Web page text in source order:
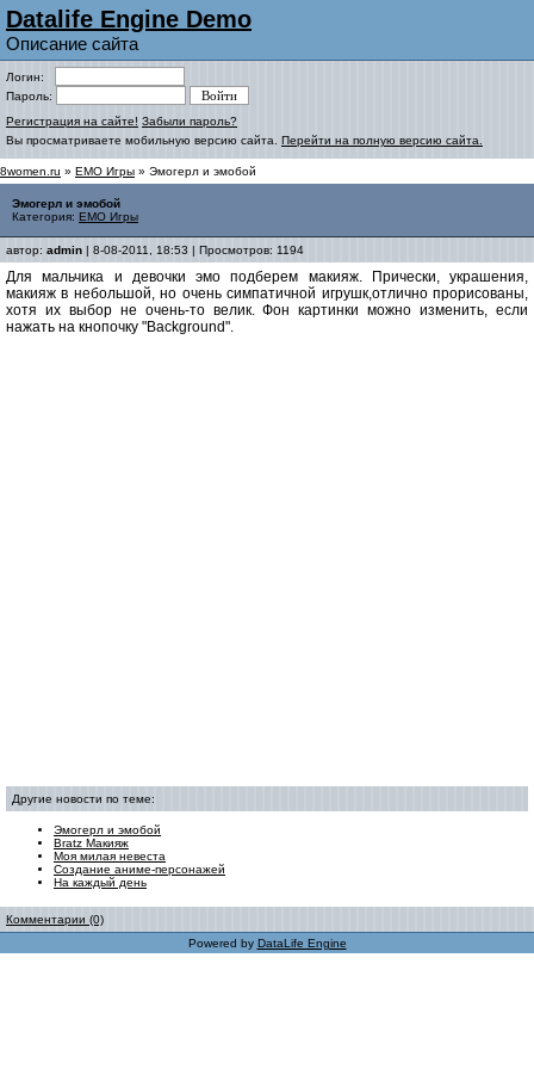
Datalife Engine Demo
Описание сайта
Логин:
Пароль:
Регистрация на сайте! Забыли пароль?
Вы просматриваете мобильную версию сайта. Перейти на полную версию сайта.
8women.ru » EMO Игры » Эмогерл и эмобой
Эмогерл и эмобой
Категория: EMO Игры
автор: admin | 8-08-2011, 18:53 | Просмотров: 1194
Для мальчика и девочки эмо подберем макияж. Прически, украшения,
макияж в небольшой, но очень симпатичной игрушк,отлично прорисованы,
хотя их выбор не очень-то велик. Фон картинки можно изменить, если
нажать на кнопочку "Background".
Другие новости по теме:
Эмогерл и эмобой
Bratz Макияж
Моя милая невеста
Создание аниме-персонажей
На каждый день
Комментарии (0)
Powered by DataLife Engine